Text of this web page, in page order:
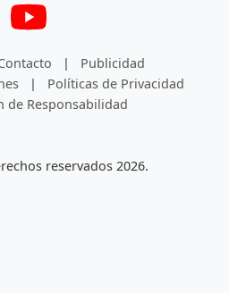
|
Publicidad
|
Políticas de Privacidad
de Responsabilidad
reservados 2026.